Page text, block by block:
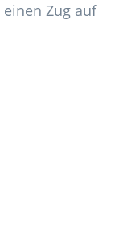
Zug auf